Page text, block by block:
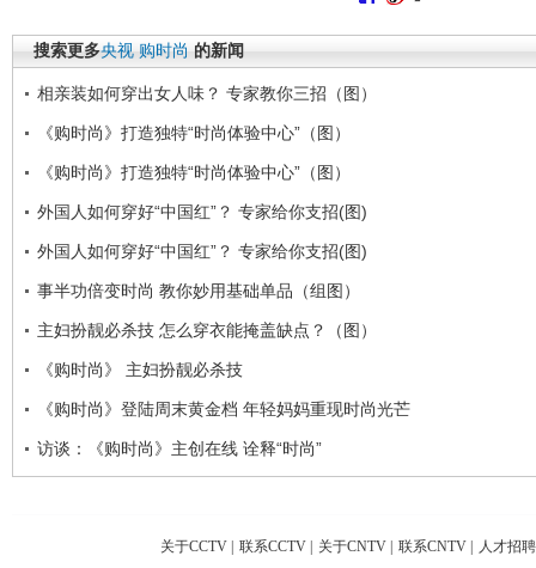
搜索更多央视 购时尚 的新闻
相亲装如何穿出女人味？ 专家教你三招（图）
《购时尚》打造独特“时尚体验中心”（图）
《购时尚》打造独特“时尚体验中心”（图）
外国人如何穿好“中国红”？ 专家给你支招(图)
外国人如何穿好“中国红”？ 专家给你支招(图)
事半功倍变时尚 教你妙用基础单品（组图）
主妇扮靓必杀技 怎么穿衣能掩盖缺点？（图）
《购时尚》 主妇扮靓必杀技
《购时尚》登陆周末黄金档 年轻妈妈重现时尚光芒
访谈：《购时尚》主创在线 诠释“时尚”
关于CCTV | 联系CCTV | 关于CNTV | 联系CNTV | 人才招聘